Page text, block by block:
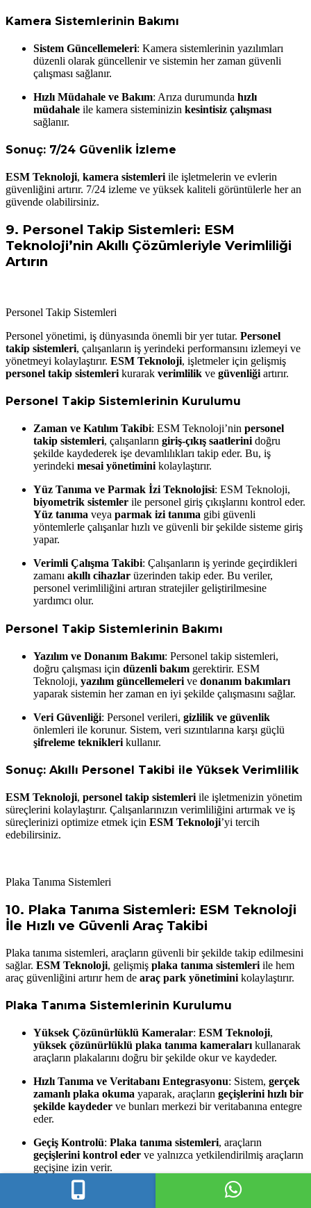
Kamera Sistemlerinin Bakımı
Sistem Güncellemeleri: Kamera sistemlerinin yazılımları
düzenli olarak güncellenir ve sistemin her zaman güvenli
çalışması sağlanır.
Hızlı Müdahale ve Bakım: Arıza durumunda hızlı
müdahale ile kamera sisteminizin kesintisiz çalışması
sağlanır.
Sonuç: 7/24 Güvenlik İzleme
ESM Teknoloji, kamera sistemleriile işletmelerin ve evlerin
güvenliğini artırır. 7/24 izleme ve yüksek kaliteli görüntülerle her an
güvende olabilirsiniz.
9. Personel Takip Sistemleri: ESM
Teknoloji’nin Akıllı Çözümleriyle Verimliliği
Artırın
Personel Takip Sistemleri
Personel yönetimi, iş dünyasında önemli bir yer tutar. Personel
takip sistemleri, çalışanların iş yerindeki performansını izlemeyi ve
yönetmeyi kolaylaştırır. ESM Teknoloji, işletmeler için gelişmiş
personel takip sistemleri kurarak verimlilik ve güvenliği artırır.
Personel Takip Sistemlerinin Kurulumu
Zaman ve Katılım Takibi: ESM Teknoloji’nin personel
takip sistemleri, çalışanların giriş-çıkış saatlerinidoğru
şekilde kaydederek işe devamlılıkları takip eder. Bu, iş
yerindeki mesai yönetiminikolaylaştırır.
Yüz Tanıma ve Parmak İzi Teknolojisi: ESM Teknoloji,
biyometrik sistemler ile personel giriş çıkışlarını kontrol eder.
Yüz tanıma veya parmak izi tanıma gibi güvenli
yöntemlerle çalışanlar hızlı ve güvenli bir şekilde sisteme giriş
yapar.
Verimli Çalışma Takibi: Çalışanların iş yerinde geçirdikleri
zamanı akıllı cihazlar üzerinden takip eder. Bu veriler,
personel verimliliğini artıran stratejiler geliştirilmesine
yardımcı olur.
Personel Takip Sistemlerinin Bakımı
Yazılım ve Donanım Bakımı: Personel takip sistemleri,
doğru çalışması için düzenli bakım gerektirir. ESM
Teknoloji, yazılım güncellemeleri ve donanım bakımları
yaparak sistemin her zaman en iyi şekilde çalışmasını sağlar.
Veri Güvenliği: Personel verileri, gizlilik ve güvenlik
önlemleri ile korunur. Sistem, veri sızıntılarına karşı güçlü
şifreleme teknikleri kullanır.
Sonuç: Akıllı Personel Takibi ile Yüksek Verimlilik
ESM Teknoloji, personel takip sistemleriile işletmenizin yönetim
süreçlerini kolaylaştırır. Çalışanlarınızın verimliliğini artırmak ve iş
süreçlerinizi optimize etmek için ESM Teknoloji’yi tercih
edebilirsiniz.
Plaka Tanıma Sistemleri
10. Plaka Tanıma Sistemleri: ESM Teknoloji
İle Hızlı ve Güvenli Araç Takibi
Plaka tanıma sistemleri, araçların güvenli bir şekilde takip edilmesini
sağlar. ESM Teknoloji, gelişmiş plaka tanıma sistemleri ile hem
araç güvenliğini artırır hem de araç park yönetimini kolaylaştırır.
Plaka Tanıma Sistemlerinin Kurulumu
Yüksek Çözünürlüklü Kameralar: ESM Teknoloji,
yüksek çözünürlüklü plaka tanıma kameralarıkullanarak
araçların plakalarını doğru bir şekilde okur ve kaydeder.
Hızlı Tanıma ve Veritabanı Entegrasyonu: Sistem, gerçek
zamanlı plaka okuma yaparak, araçların geçişlerini hızlı bir
şekilde kaydeder ve bunları merkezi bir veritabanına entegre
eder.
Geçiş Kontrolü: Plaka tanıma sistemleri, araçların
geçişlerini kontrol eder ve yalnızca yetkilendirilmiş araçların
geçişine izin verir.
Plaka Tanıma Sistemlerinin Bakımı